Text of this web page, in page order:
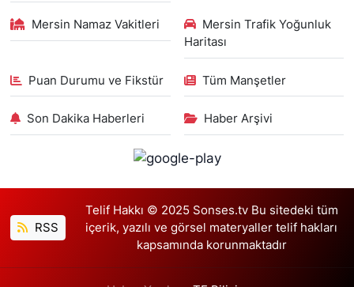
Mersin Namaz Vakitleri
Mersin Trafik Yoğunluk
Haritası
Puan Durumu ve Fikstür Tüm Manşetler
Son Dakika Haberleri Haber Arşivi
RSS
Telif Hakkı © 2025 Sonses.tv Bu sitedeki tüm
içerik, yazılı ve görsel materyaller telif hakları
kapsamında korunmaktadır